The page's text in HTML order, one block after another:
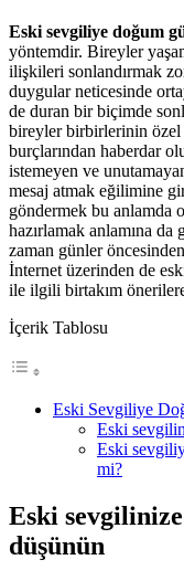
Eski sevgiliye doğum
yöntemdir. Bireyler
ilişkileri sonlandırmak
duygular neticesinde
de duran bir biçimde
bireyler birbirlerinin
burçlarından haberdar
istemeyen ve
mesaj atmak eğilimine
göndermek bu anlamda
hazırlamak anlamına
zaman günler
İnternet üzerinden de
ile ilgili birtakım
İçerik Tablosu
Eski Sevgiliye
Eski
Eski
mi?
Eski
düşünün